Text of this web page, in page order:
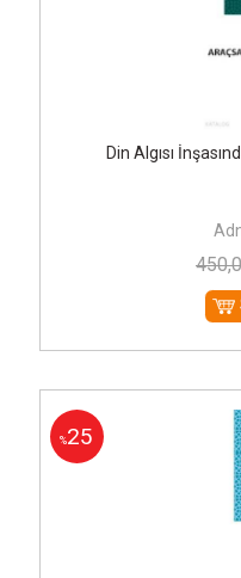
Din Algısı
450
%25